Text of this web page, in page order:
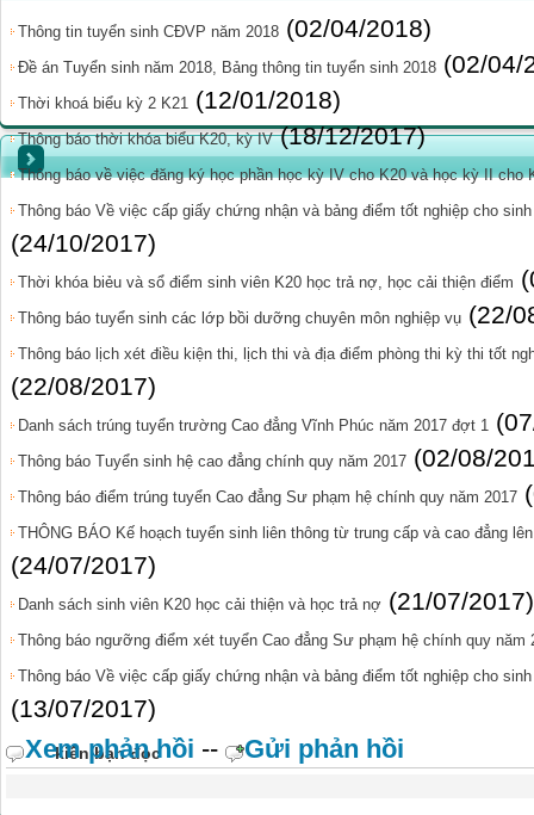
Thông tin tuyển sinh CĐVP năm 2018 (02/04/2018)
Đề án Tuyển sinh năm 2018, Bảng thông tin tuyển sinh 2018 (02/04/
Thời khoá biểu kỳ 2 K21 (12/01/2018)
Thông báo thời khóa biểu K20, kỳ IV (18/12/2017)
Thông báo về việc đăng ký học phần học kỳ IV cho K20 và học kỳ II cho
Thông báo Về việc cấp giấy chứng nhận và bảng điểm tốt nghiệp cho
(24/10/2017)
Thời khóa biẻu và sổ điểm sinh viên K20 học trả nợ, học cải thiện điểm
Thông báo tuyển sinh các lớp bồi dưỡng chuyên môn nghiệp vụ (22/
Thông báo lịch xét điều kiện thi, lịch thi và địa điểm phòng thi kỳ thi tốt
(22/08/2017)
Danh sách trúng tuyển trường Cao đẳng Vĩnh Phúc năm 2017 đợt 1
Thông báo Tuyển sinh hệ cao đẳng chính quy năm 2017 (02/08/
Thông báo điểm trúng tuyển Cao đẳng Sư phạm hệ chính quy năm 2017
THÔNG BÁO Kế hoạch tuyển sinh liên thông từ trung cấp và cao đẳng
(24/07/2017)
Danh sách sinh viên K20 học cải thiện và học trả nợ (21/07/2017)
Thông báo ngưỡng điểm xét tuyển Cao đẳng Sư phạm hệ chính quy năm
Thông báo Về việc cấp giấy chứng nhận và bảng điểm tốt nghiệp cho
(13/07/2017)
kiến bạn đọc
Xem phản hồi -- Gửi phản hồi